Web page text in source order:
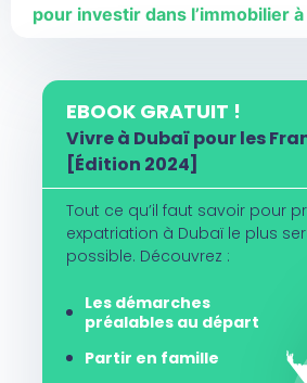
pour investir dans l’immobilier à
EBOOK GRATUIT !
Vivre à Dubaï pour les
[Édition 2024]
Tout ce qu’il faut savoir pour
expatriation à Dubaï le plus
possible. Découvrez :
Les démarches
préalables au départ
Partir en famille